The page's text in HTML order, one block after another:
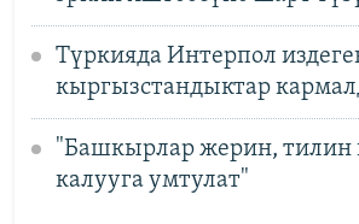
Түркияда Интерпол
кыргызстандыктар
"Башкырлар жерин, тилин
калууга умтулат"